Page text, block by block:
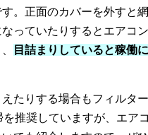
。正面のカバーを外すと
っていたりするとエアコ
目詰まりしていると稼働
たりする場合もフィルタ
推奨していますが、エア